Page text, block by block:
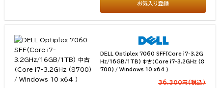
お気入り登録
DELL Optiplex 7060 SFF(Core i7-3.2G
Hz/16GB/1TB) 中古（Core i7-3.2GHz (8
700) / Windows 10 x64 ）
36,300円(税込）